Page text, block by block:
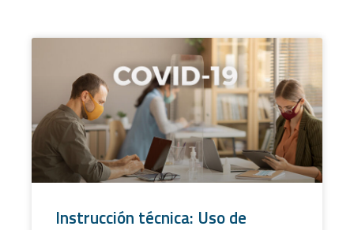
Instrucción técnica: Uso de